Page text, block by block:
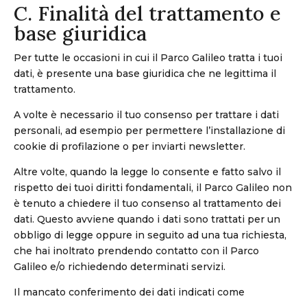
C. Finalità del trattamento e
base giuridica
Per tutte le occasioni in cui il Parco Galileo tratta i tuoi
dati, è presente una base giuridica che ne legittima il
trattamento.
A volte è necessario il tuo consenso per trattare i dati
personali, ad esempio per permettere l’installazione di
cookie di profilazione o per inviarti newsletter.
Altre volte, quando la legge lo consente e fatto salvo il
rispetto dei tuoi diritti fondamentali, il Parco Galileo non
è tenuto a chiedere il tuo consenso al trattamento dei
dati. Questo avviene quando i dati sono trattati per un
obbligo di legge oppure in seguito ad una tua richiesta,
che hai inoltrato prendendo contatto con il Parco
Galileo e/o richiedendo determinati servizi.
Il mancato conferimento dei dati indicati come